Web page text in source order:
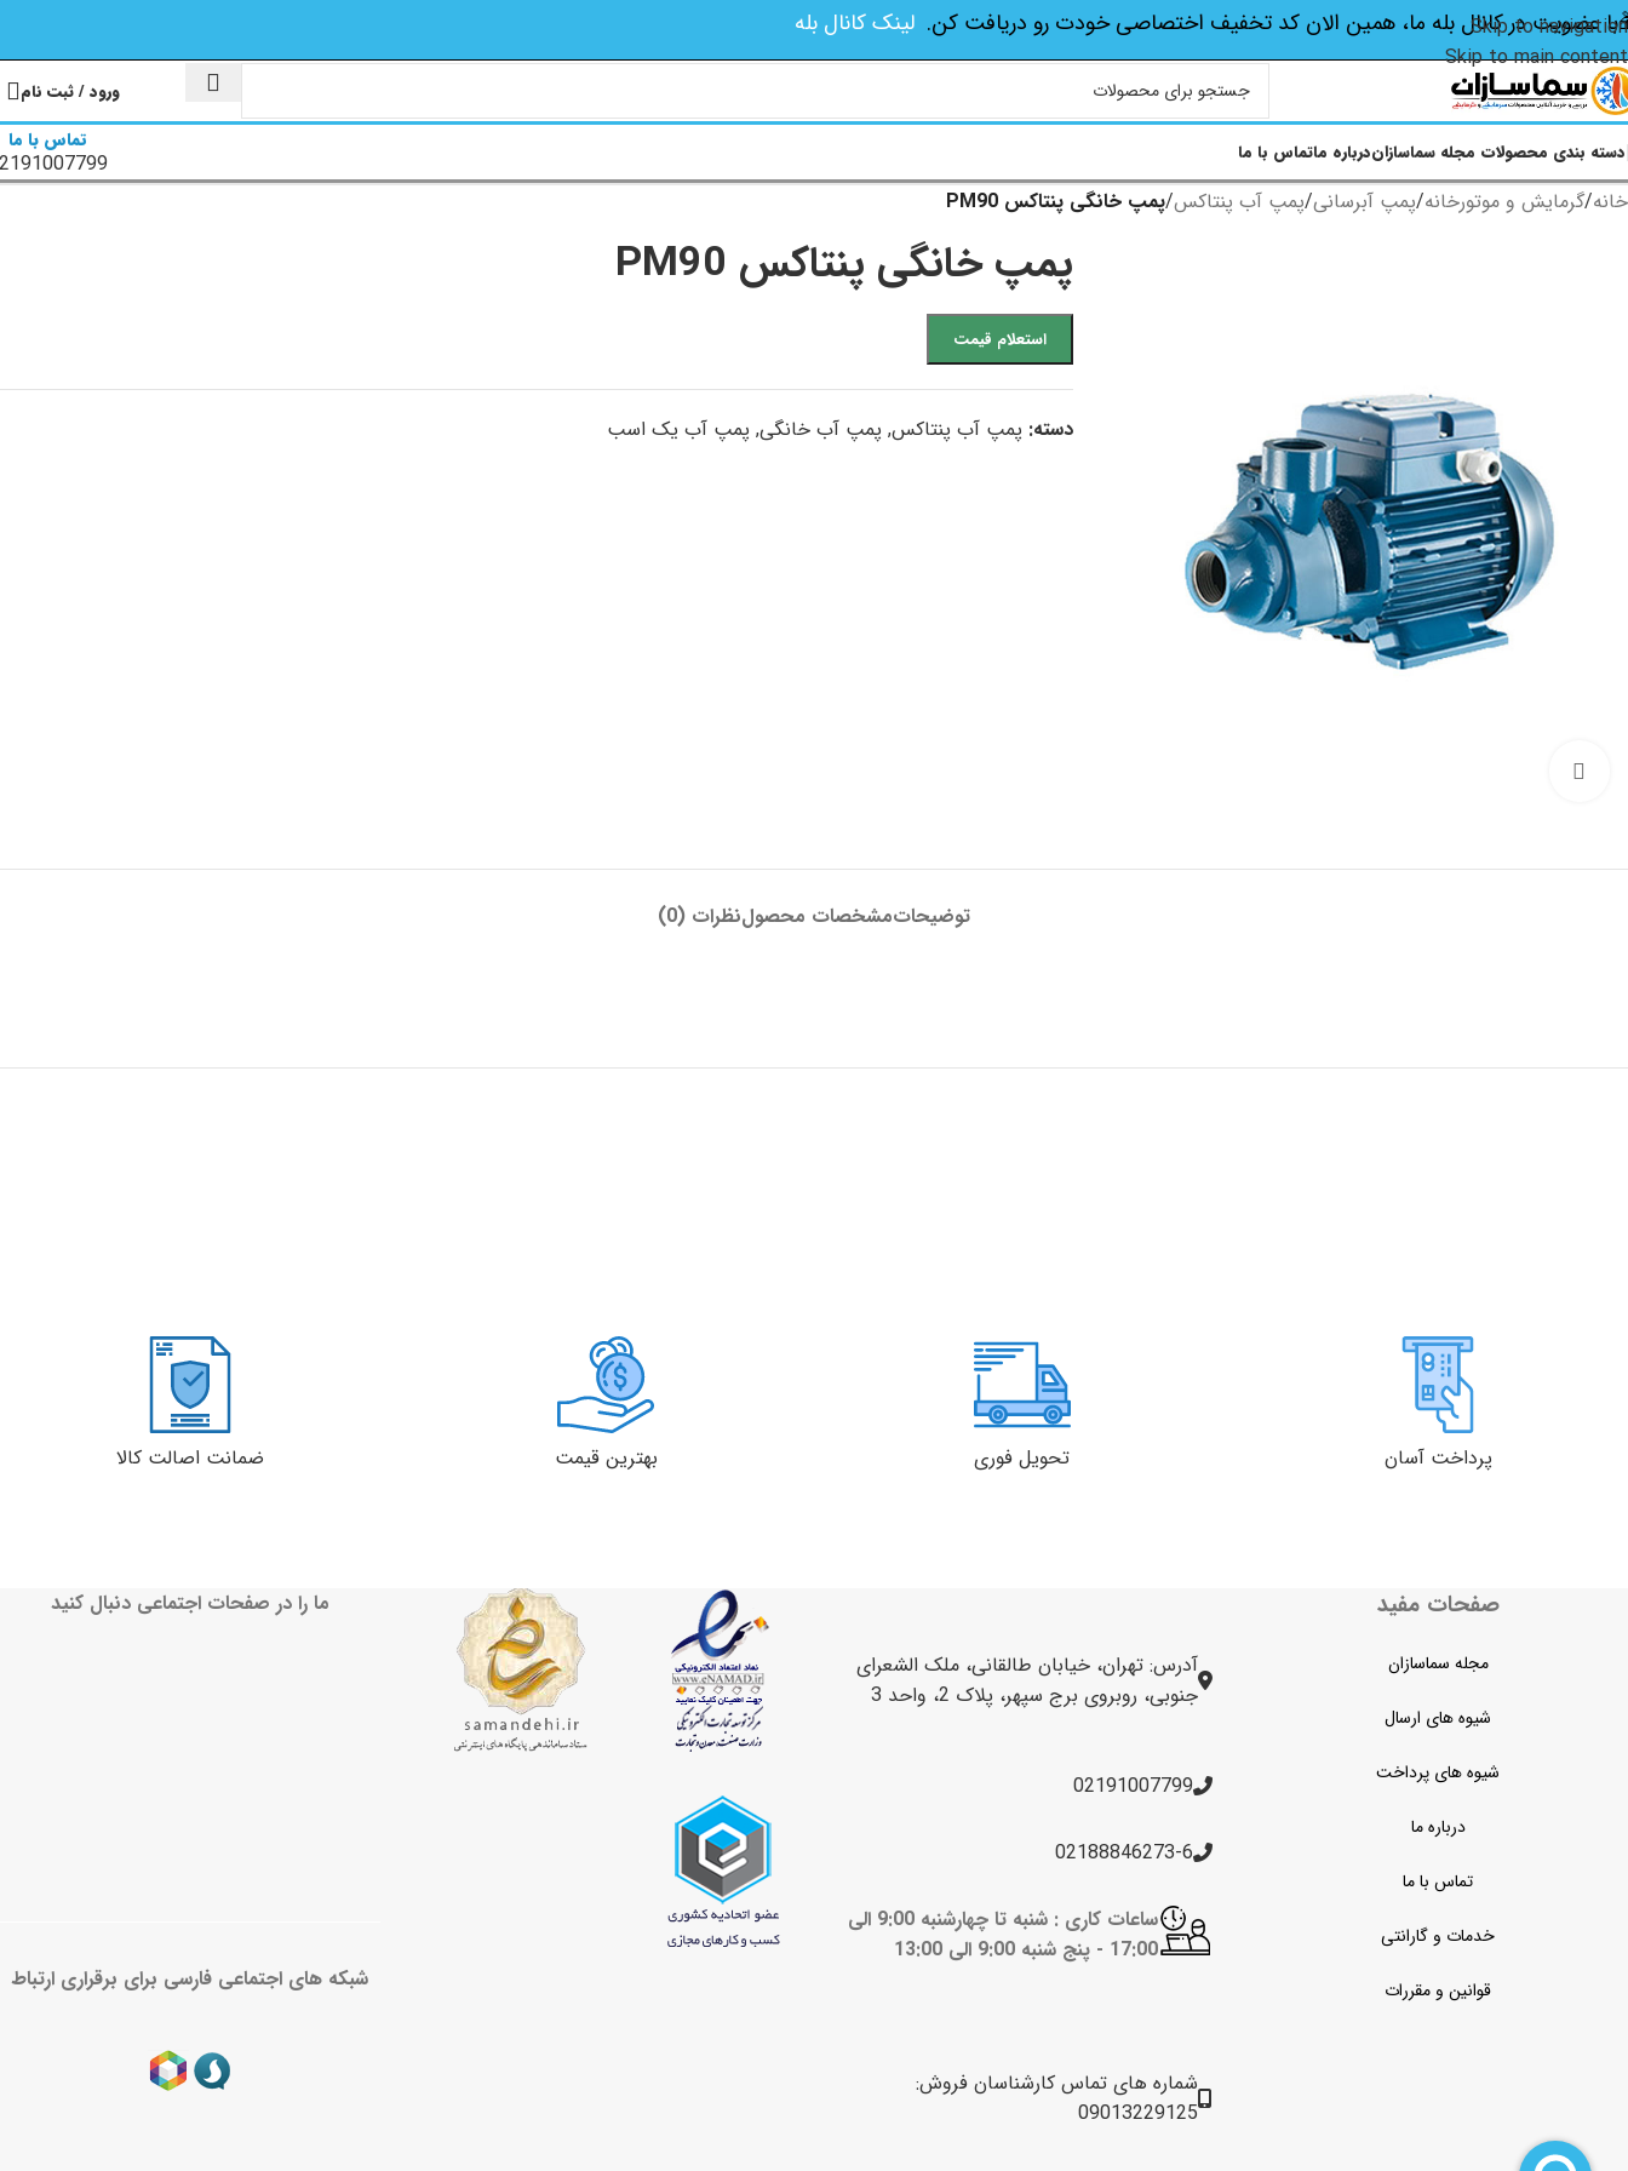
Skip to navigation
Skip to main content
عضویت در کانال بله ما، همین الان کد تخفیف اختصاصی‌ خودت رو دریافت کن. لینک کانال بله
ورود / ثبت نام
دسته بندی محصولات مجله سماسازاندرباره ماتماس با ما تماس با ما
خانه/گرمایش و موتورخانه/پمپ آبرسانی/پمپ آب پنتاکس/پمپ خانگی پنتاکس PM90
پمپ خانگی پنتاکس PM90
استعلام قیمت
دسته: پمپ آب پنتاکس, پمپ آب خانگی, پمپ آب یک اسب
توضیحاتمشخصات محصولنظرات (0)
ضمانت اصالت کالا بهترین قیمت تحویل فوری پرداخت آسان
صفحات مفید
مجله سماسازان
شیوه های ارسال
شیوه های پرداخت
درباره ما
تماس با ما
خدمات و گارانتی
قوانین و مقررات
آدرس: تهران، خیابان طالقانی، ملک الشعرای
جنوبی، روبروی برج سپهر، پلاک 2، واحد 3
02191007799
02188846273-6
ساعات کاری : شنبه تا چهارشنبه 9:00 الی
17:00 -
پنج شنبه 9:00 الی 13:00
شماره های تماس کارشناسان فروش:
09013229125
ما را در صفحات اجتماعی دنبال کنید
شبکه های اجتماعی فارسی برای برقراری ارتباط